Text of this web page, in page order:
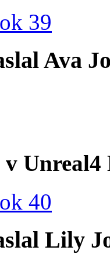
39
Ava
Unreal4
40
Lily